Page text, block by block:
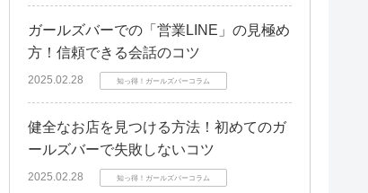
ガールズバーでの「営業LINE」の見極め
方！信頼できる会話のコツ
2025.02.28 知っ得！ガールズバーコラム
健全なお店を見つける方法！初めてのガ
ールズバーで失敗しないコツ
2025.02.28 知っ得！ガールズバーコラム